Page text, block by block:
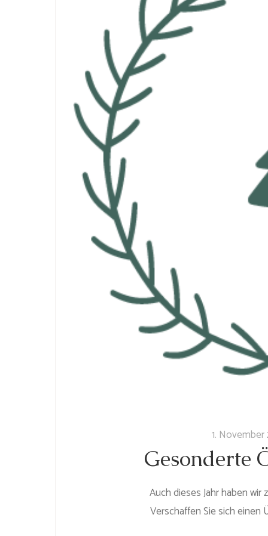
1. November
Geson­der­te
Auch dieses Jahr haben
Verschaffen Sie sich einen